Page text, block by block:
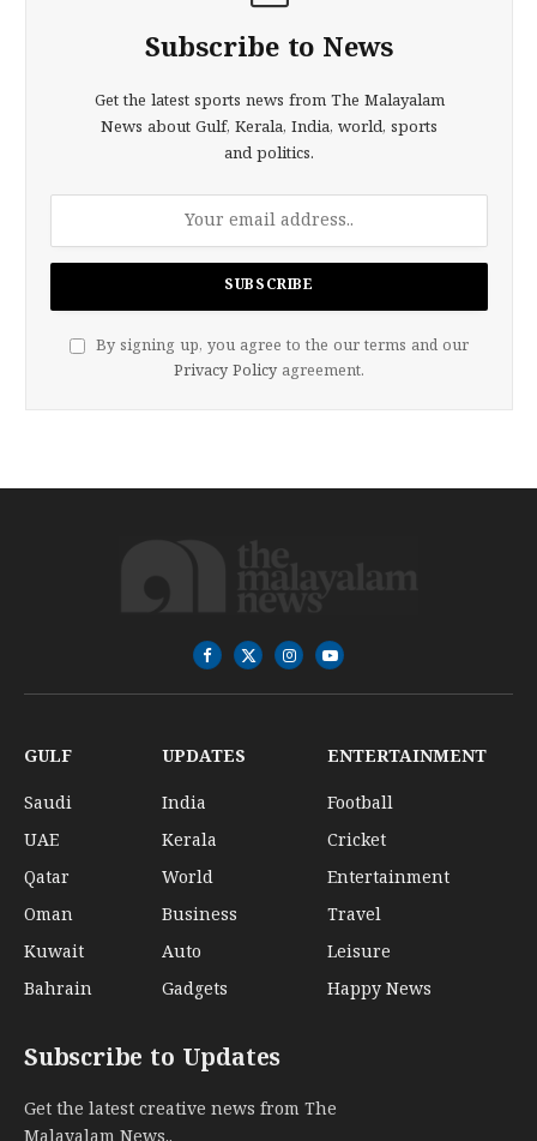
Subscribe to News
Get the latest sports news from The Malayalam
News about Gulf, Kerala, India, world, sports
and politics.
By signing up, you agree to the our terms and our
Privacy Policy agreement.
Facebook
X
(Twitter)
InstagramYouTube
GULF
Saudi
UAE
Qatar
Oman
Kuwait
Bahrain
UPDATES
India
Kerala
World
Business
Auto
Gadgets
ENTERTAINMENT
Football
Cricket
Entertainment
Travel
Leisure
Happy News
Subscribe to Updates
Get the latest creative news from The